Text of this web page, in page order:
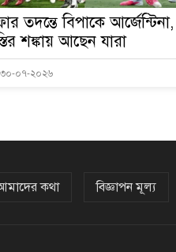
তদন্তে বিপাকে আর্জেন্টিনা,
শঙ্কায় আছেন যারা
৩০-০৭-২০২৬
কথা বিজ্ঞাপন মূল্য